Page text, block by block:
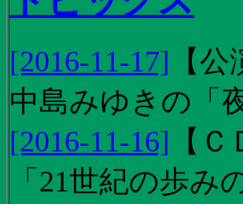
[2016-11-17] 【公
中島みゆきの「
[2016-11-16] 【 Ｃ
「21世紀の歩